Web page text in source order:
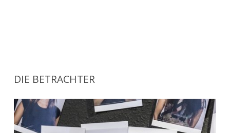
DIE BETRACHTER